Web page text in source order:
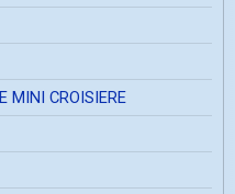
MINI CROISIERE